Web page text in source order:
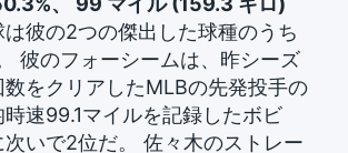
彼の2つの傑出した球種のうち
彼のフォーシームは、昨シーズ
数をクリアしたMLBの先発投手の
速99.1マイルを記録したボビ
いで2位だ。 佐々木のストレー